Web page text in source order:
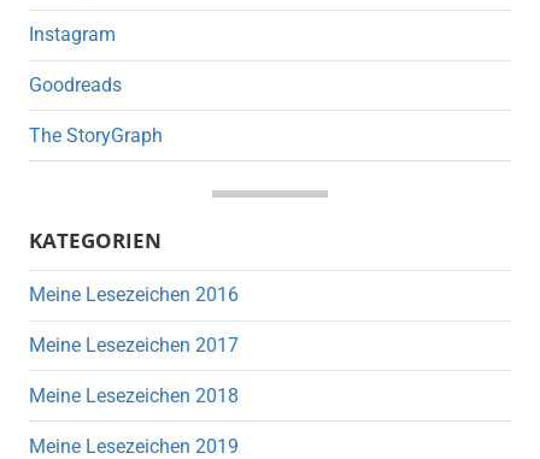
Instagram
Goodreads
The StoryGraph
KATEGORIEN
Meine Lesezeichen 2016
Meine Lesezeichen 2017
Meine Lesezeichen 2018
Meine Lesezeichen 2019